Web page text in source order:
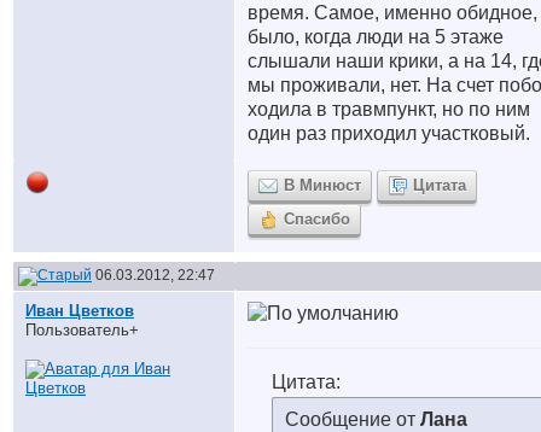
время. Самое, именно обидное,
было, когда люди на 5 этаже
слышали наши крики, а на 14,
мы проживали, нет. На счет
ходила в травмпункт, но по ним
один раз приходил участковый.
В Минюст
Цитата
Спасибо
06.03.2012, 22:47
Иван Цветков
Пользователь+
Цитата:
Сообщение от Лана